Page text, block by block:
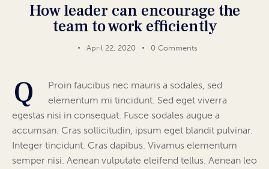
How leader can encourage the
team to work efficiently
April 22, 2020 0 Comments
Q
Proin faucibus nec mauris a sodales, sed
elementum mi tincidunt. Sed eget viverra
egestas nisi in consequat. Fusce sodales augue a
accumsan. Cras sollicitudin, ipsum eget blandit pulvinar.
Integer tincidunt. Cras dapibus. Vivamus elementum
semper nisi. Aenean vulputate eleifend tellus. Aenean leo